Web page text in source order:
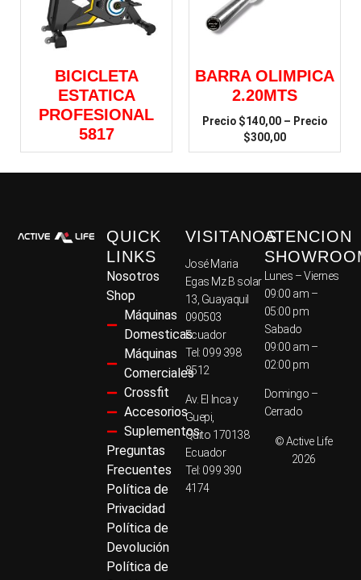
BICICLETA
ESTATICA
PROFESIONAL
5817
BARRA OLIMPICA
2.20MTS
$140,00 –
$300,00
QUICK
LINKS
Nosotros
Shop
Máquinas
Domesticas
Máquinas
Comerciales
Crossfit
Accesorios
Suplementos
Preguntas
Frecuentes
Política de
Privacidad
Política de
Devolución
Política de
VISITANOS
José Maria
Egas Mz B solar
13, Guayaquil
090503
Ecuador
Tel: 099 398
8512
Av. El Inca y
Guepi,
Quito 170138
Ecuador
Tel: 099 390
4174
ATENCION
Lunes – Viernes
09:00 am –
05:00 pm
Sabado
09:00 am –
02:00 pm
Domingo –
Cerrado
© Active Life
2026